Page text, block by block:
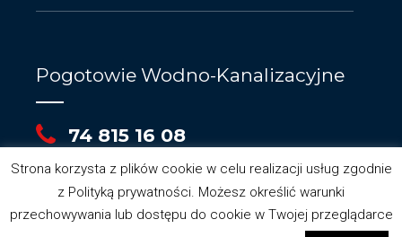
Pogotowie Wodno-Kanalizacyjne
74 815 16 08
Strona korzysta z plików cookie w celu realizacji usług zgodnie
z Polityką prywatności. Możesz określić warunki
przechowywania lub dostępu do cookie w Twojej przeglądarce